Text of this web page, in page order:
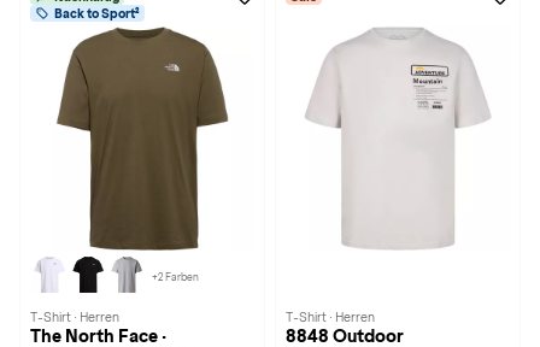
Back to Sport²
+2 Farben
T-Shirt · Herren
The North Face ·
T-Shirt · Herren
8848 Outdoor